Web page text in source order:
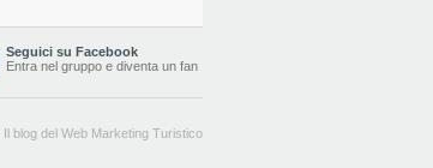
Seguici su Facebook
Entra nel gruppo e diventa un fan
Il blog del Web Marketing Turistico